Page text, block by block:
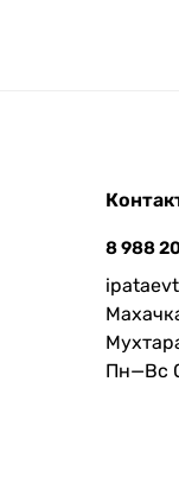
8 988
Пн—Вс